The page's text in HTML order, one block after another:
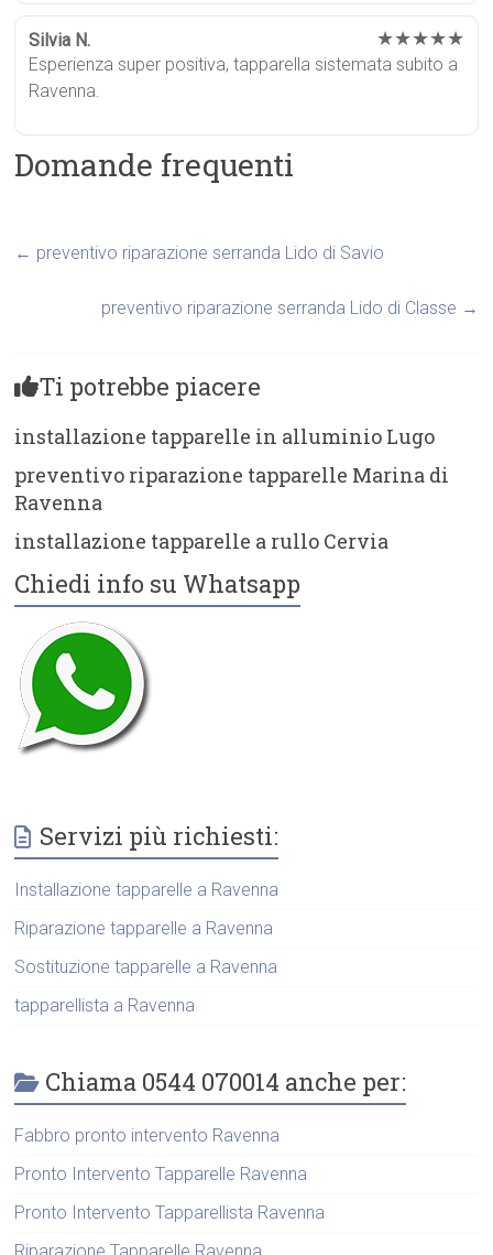
Silvia N. ★★★★★
Esperienza super positiva, tapparella sistemata subito a
Ravenna.
Domande frequenti
← preventivo riparazione serranda Lido di Savio
preventivo riparazione serranda Lido di Classe →
Ti potrebbe piacere
installazione tapparelle in alluminio Lugo
preventivo riparazione tapparelle Marina di
Ravenna
installazione tapparelle a rullo Cervia
Chiedi info su Whatsapp
Servizi più richiesti:
Installazione tapparelle a Ravenna
Riparazione tapparelle a Ravenna
Sostituzione tapparelle a Ravenna
tapparellista a Ravenna
Chiama 0544 070014 anche per:
Fabbro pronto intervento Ravenna
Pronto Intervento Tapparelle Ravenna
Pronto Intervento Tapparellista Ravenna
Riparazione Tapparelle Ravenna